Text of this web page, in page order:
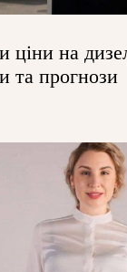
ціни на
та прогнози